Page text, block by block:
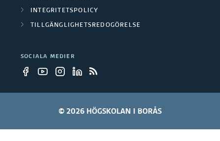
INTEGRITETSPOLICY
TILLGÄNGLIGHETSREDOGÖRELSE
SOCIALA MEDIER
© 2026 HÖGSKOLAN I BORÅS